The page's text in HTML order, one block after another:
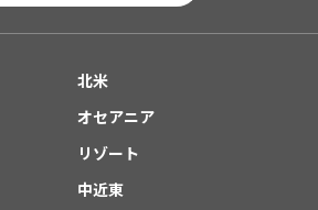
北米
オセアニア
リゾート
中近東